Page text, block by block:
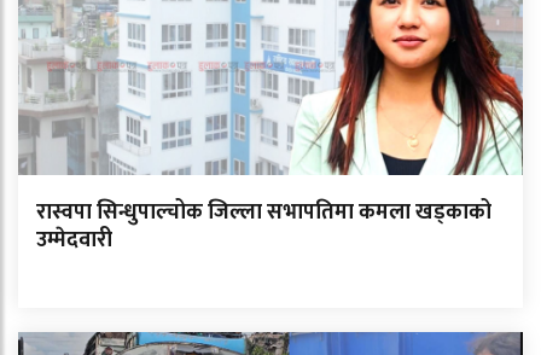
रास्वपा सिन्धुपाल्चोक जिल्ला सभापतिमा कमला खड्काको
उम्मेदवारी